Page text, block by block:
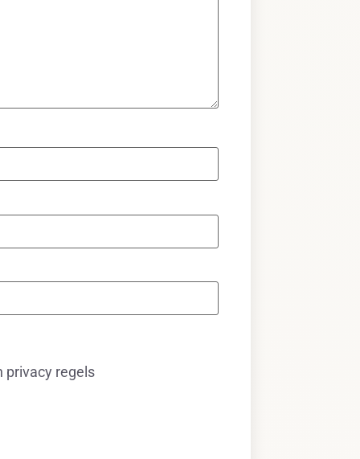
privacy regels